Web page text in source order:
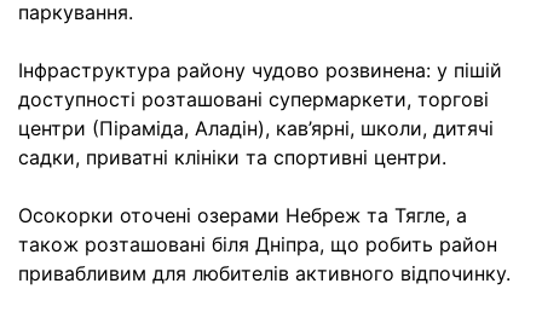
паркування.
Інфраструктура району чудово розвинена: у пішій
доступності розташовані супермаркети, торгові
центри (Піраміда, Аладін), кав’ярні, школи, дитячі
садки, приватні клініки та спортивні центри.
Осокорки оточені озерами Небреж та Тягле, а
також розташовані біля Дніпра, що робить район
привабливим для любителів активного відпочинку.